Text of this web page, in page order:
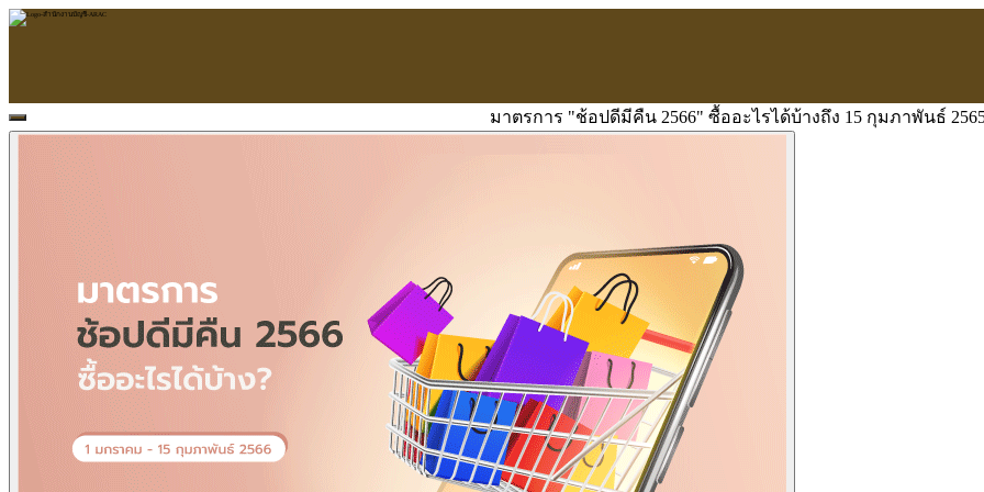
หน้าแรก
ARAC
ข้อมูลบริษัท
บริการ
บริการด้านใบอนุญาต
รับจัดทำบัญชี
ตรวจสอบบัญชี
บริการวางระบบบัญชี
ที่ปรึกษาวางแผนภาษีอากร
จัดทำเงินเดือน
จดทะเบียนธุรกิจ
บริการ E-Filing
มาตรการ "ช้อปดีมีคืน 2566" ซื้ออะไรได้บ้างถึง 15 กุมภาพันธ์